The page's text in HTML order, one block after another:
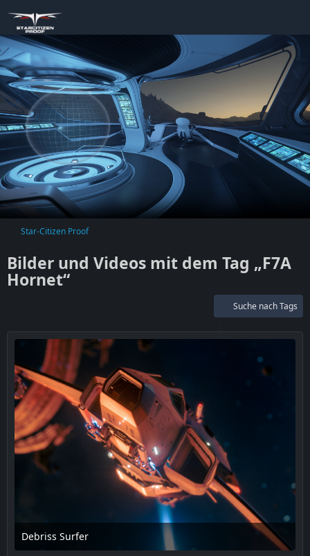
Star-Citizen Proof
Bilder und Videos mit dem Tag „F7A
Hornet“
Suche nach Tags
Debriss Surfer
17. Februar 2025 um 13:55